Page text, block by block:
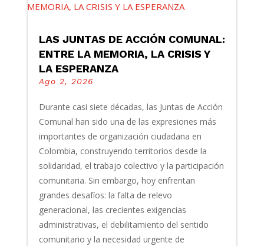
LAS JUNTAS DE ACCIÓN COMUNAL:
ENTRE LA MEMORIA, LA CRISIS Y
LA ESPERANZA
Ago 2, 2026
Durante casi siete décadas, las Juntas de Acción
Comunal han sido una de las expresiones más
importantes de organización ciudadana en
Colombia, construyendo territorios desde la
solidaridad, el trabajo colectivo y la participación
comunitaria. Sin embargo, hoy enfrentan
grandes desafíos: la falta de relevo
generacional, las crecientes exigencias
administrativas, el debilitamiento del sentido
comunitario y la necesidad urgente de